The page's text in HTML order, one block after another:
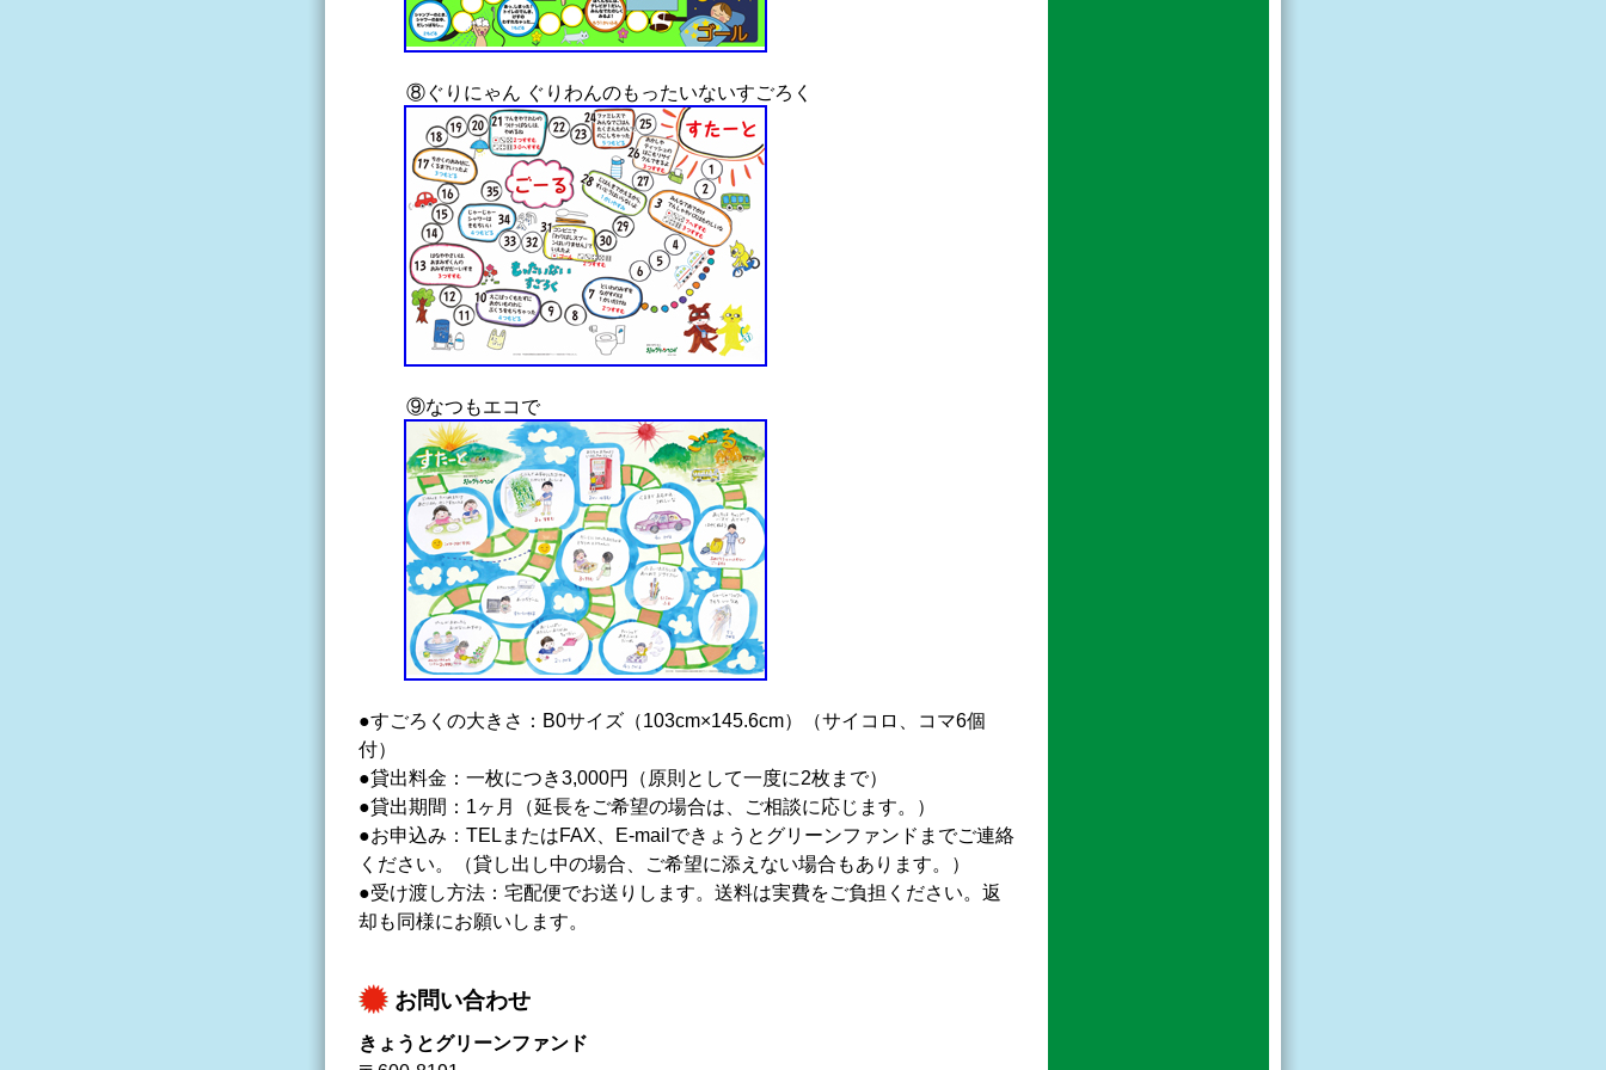
⑧ぐりにゃん ぐりわんのもったいないすごろく
⑨なつもエコで
●すごろくの大きさ：B0サイズ（103cm×145.6cm）（サイコロ、コマ6個
付）
●貸出料金：一枚につき3,000円（原則として一度に2枚まで）
●貸出期間：1ヶ月（延長をご希望の場合は、ご相談に応じます。）
●お申込み：TELまたはFAX、E-mailできょうとグリーンファンドまでご連絡
ください。（貸し出し中の場合、ご希望に添えない場合もあります。）
●受け渡し方法：宅配便でお送りします。送料は実費をご負担ください。返
却も同様にお願いします。
お問い合わせ
きょうとグリーンファンド